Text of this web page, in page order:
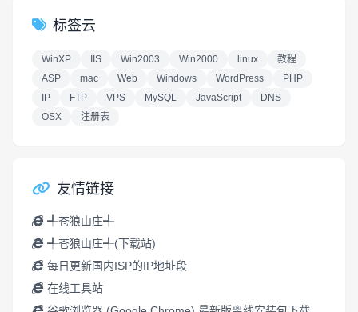
标签云
WinXP IIS Win2003 Win2000 linux
教程
ASP
mac Web Windows WordPress
PHP
IP
FTP VPS MySQL JavaScript
DNS
OSX
注册表
友情链接
╃苍狼山庄╃
╃苍狼山庄╃(下载站)
每日更新国内ISP的IP地址段
在线工具站